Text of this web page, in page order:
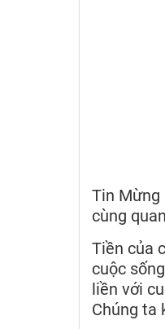
Tin Mừng
cùng
Tiền của
cuộc
liền với
Chúng ta